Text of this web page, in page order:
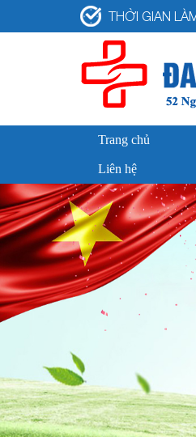
THỜI GIAN
Trang chủ
Liên hệ